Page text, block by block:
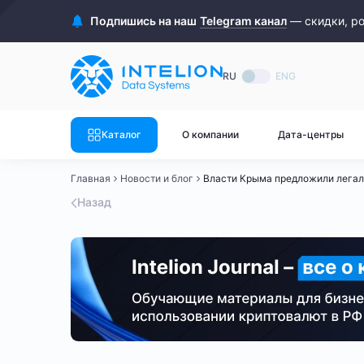
Подпишись на наш Telegram канал — скидки,
RU ENG
Каталог О компании Дата-центры
ASIC майнеры
Bitmain
Innosilicon
Iceriver
Смотреть весь каталог
Готовый
Готовый
Готовый
Готовый
Готовый
Главная Новости и блог Власти Крыма предложили
Назад